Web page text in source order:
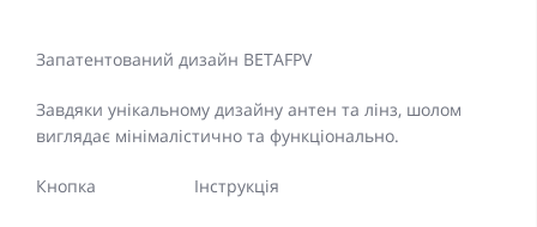
Запатентований дизайн BETAFPV
Завдяки унікальному дизайну антен та лінз, шолом
виглядає мінімалістично та функціонально.
Кнопка Інструкція